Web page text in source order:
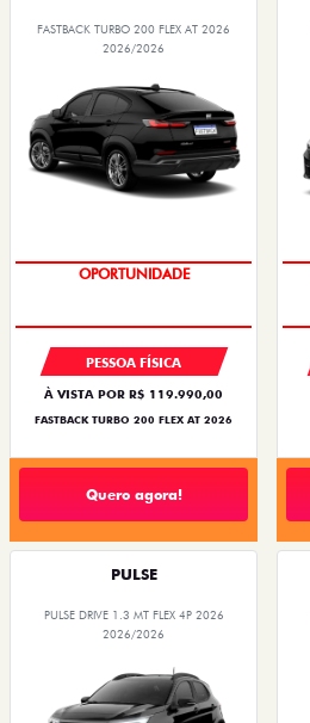
FASTBACK TURBO 200 FLEX AT 2026
2026/2026
OPORTUNIDADE
PESSOA FÍSICA
À VISTA POR R$ 119.990,00
FASTBACK TURBO 200 FLEX AT 2026
Quero agora!
PULSE
PULSE DRIVE 1.3 MT FLEX 4P 2026
2026/2026